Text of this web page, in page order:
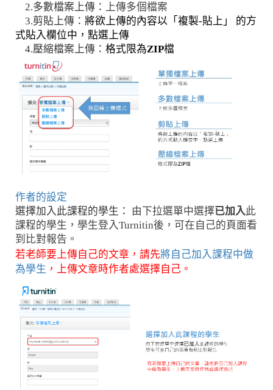
2.多數檔案上傳： 上傳多個檔案
3.剪貼上傳： 將欲上傳的內容以「複製-貼上」 的方
式貼入欄位中，點選上傳
4.壓縮檔案上傳： 格式限為ZIP檔
作者的設定
選擇加入此課程的學生：
由下拉選單中選擇已加入此
課程的學生， 學生登入Turnitin後，可在自己的頁面看
到比對報告。
若老師要上傳自己的文章，請先將自己加入課程中做
為學生 ，上傳文章時作者處選擇自己 。